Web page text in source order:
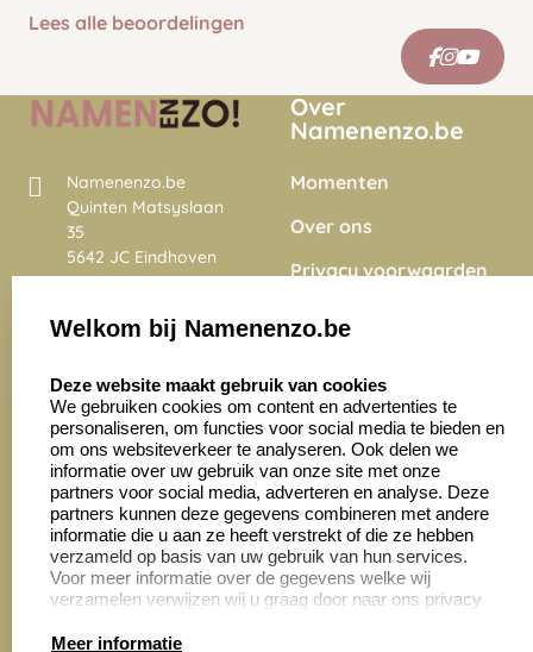
Lees alle beoordelingen
Namenenzo.be
Quinten Matsyslaan
35
5642 JC Eindhoven
Nederland
4028 beoordelingen
Over
Namenenzo.be
Momenten
Over ons
Privacy voorwaarden
Onze vacatures
Zakelijk:
Aanvraag op maat
Cadeaubonnen
Klantenservice:
Contact opnemen
Veelgestelde vragen
Retourneren
Welkom bij Namenenzo.be
Deze website maakt gebruik van cookies
We gebruiken cookies om content en advertenties te
personaliseren, om functies voor social media te bieden en
om ons websiteverkeer te analyseren. Ook delen we
informatie over uw gebruik van onze site met onze
partners voor social media, adverteren en analyse. Deze
partners kunnen deze gegevens combineren met andere
informatie die u aan ze heeft verstrekt of die ze hebben
verzameld op basis van uw gebruik van hun services.
Voor meer informatie over de gegevens welke wij
verzamelen verwijzen wij u graag door naar ons privacy
Meer informatie